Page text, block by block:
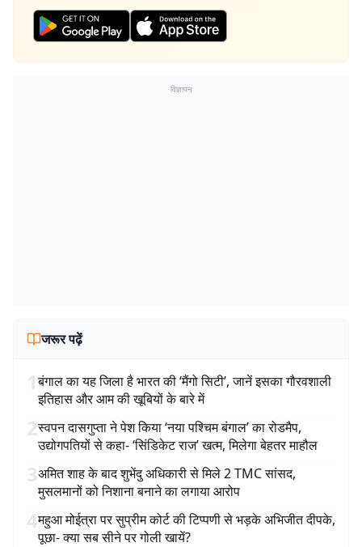
विज्ञापन
जरूर पढ़ें
1बंगाल का यह जिला है भारत की ‘मैंगो सिटी’, जानें इसका गौरवशाली
इतिहास और आम की खूबियों के बारे में
2स्वपन दासगुप्ता ने पेश किया ‘नया पश्चिम बंगाल’ का रोडमैप,
उद्योगपतियों से कहा- ‘सिंडिकेट राज’ खत्म, मिलेगा बेहतर माहौल
3अमित शाह के बाद शुभेंदु अधिकारी से मिले 2 TMC सांसद,
मुसलमानों को निशाना बनाने का लगाया आरोप
4महुआ मोईत्रा पर सुप्रीम कोर्ट की टिप्पणी से भड़के अभिजीत दीपके,
पूछा- क्या सब सीने पर गोली खायें?